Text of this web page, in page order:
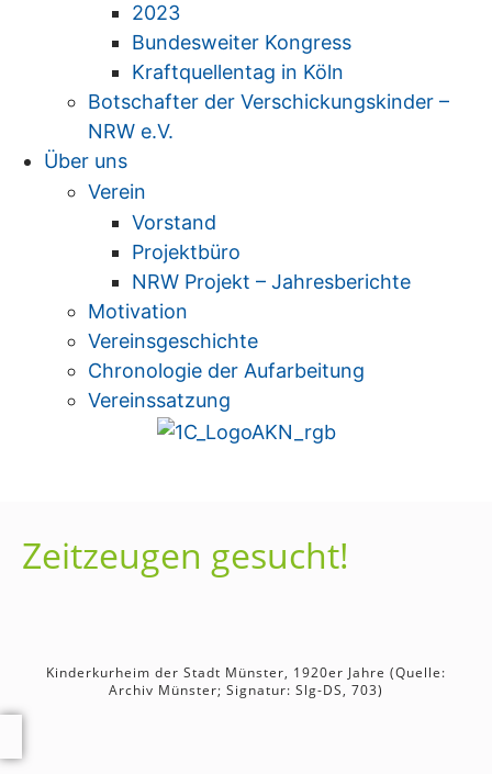
2023
Bundesweiter Kongress
Kraftquellentag in Köln
Botschafter der Verschickungskinder –
NRW e.V.
Über uns
Verein
Vorstand
Projektbüro
NRW Projekt – Jahresberichte
Motivation
Vereinsgeschichte
Chronologie der Aufarbeitung
Vereinssatzung
Zeitzeugen gesucht!
Kinderkurheim der Stadt Münster, 1920er Jahre (Quelle:
Archiv Münster; Signatur: Slg-DS, 703)